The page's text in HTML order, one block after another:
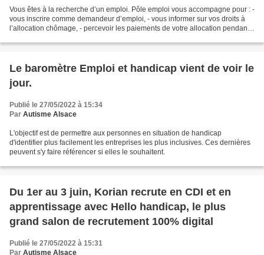
Vous êtes à la recherche d’un emploi. Pôle emploi vous accompagne pour : -
vous inscrire comme demandeur d’emploi, - vous informer sur vos droits à
l’allocation chômage, - percevoir les paiements de votre allocation pendant
Le baromètre Emploi et handicap vient de voir le
jour.
Publié le 27/05/2022 à 15:34
Par Autisme Alsace
L'objectif est de permettre aux personnes en situation de handicap
d'identifier plus facilement les entreprises les plus inclusives. Ces dernières
peuvent s'y faire référencer si elles le souhaitent.
Du 1er au 3 juin, Korian recrute en CDI et en
apprentissage avec Hello handicap, le plus
grand salon de recrutement 100% digital
Publié le 27/05/2022 à 15:31
Par Autisme Alsace